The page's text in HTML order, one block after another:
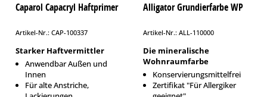
Caparol Capacryl Haftprimer
Artikel-Nr.: CAP-100337
Starker Haftvermittler
Anwendbar Außen und
Innen
Für alte Anstriche,
Alligator Grundierfarbe WP
Artikel-Nr.: ALL-110000
Die mineralische
Wohnraumfarbe
Konservierungsmittelfrei
Zertifikat "Für Allergiker